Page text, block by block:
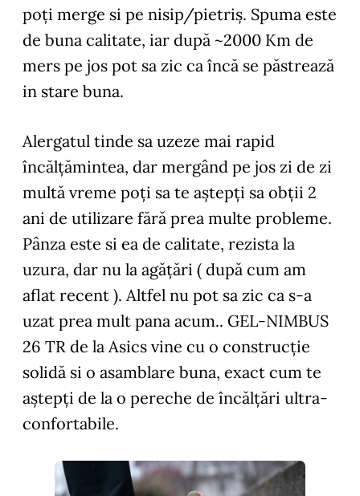
poți merge si pe nisip/pietriș. Spuma este
de buna calitate, iar după ~2000 Km de
mers pe jos pot sa zic ca încă se păstrează
in stare buna.
Alergatul tinde sa uzeze mai rapid
încălțămintea, dar mergând pe jos zi de zi
multă vreme poți sa te aștepți sa obții 2
ani de utilizare fără prea multe probleme.
Pânza este si ea de calitate, rezista la
uzura, dar nu la agățări ( după cum am
aflat recent ). Altfel nu pot sa zic ca s-a
uzat prea mult pana acum.. GEL-NIMBUS
26 TR de la Asics vine cu o construcție
solidă si o asamblare buna, exact cum te
aștepți de la o pereche de încălțări ultra-
confortabile.